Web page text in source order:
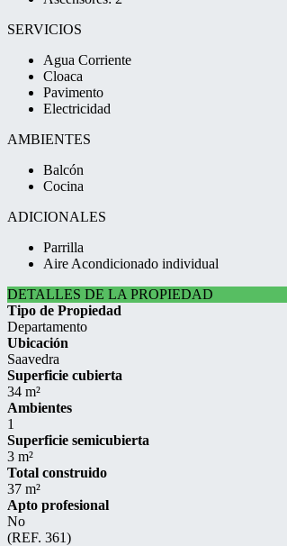
SERVICIOS
Agua Corriente
Cloaca
Pavimento
Electricidad
AMBIENTES
Balcón
Cocina
ADICIONALES
Parrilla
Aire Acondicionado individual
DETALLES DE LA PROPIEDAD
Tipo de Propiedad
Departamento
Ubicación
Saavedra
Superficie cubierta
34 m²
Ambientes
1
Superficie semicubierta
3 m²
Total construido
37 m²
Apto profesional
No
(REF. 361)